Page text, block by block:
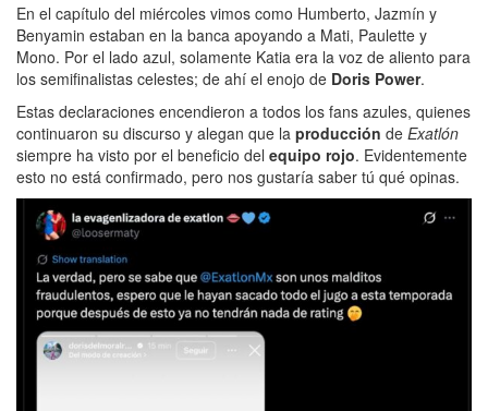
En el capítulo del miércoles vimos como Humberto, Jazmín y
Benyamin estaban en la banca apoyando a Mati, Paulette y
Mono. Por el lado azul, solamente Katia era la voz de aliento para
los semifinalistas celestes; de ahí el enojo de Doris Power.
Estas declaraciones encendieron a todos los fans azules, quienes
continuaron su discurso y alegan que la producción de Exatlón
siempre ha visto por el beneficio del equipo rojo. Evidentemente
esto no está confirmado, pero nos gustaría saber tú qué opinas.